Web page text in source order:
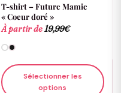
T-shirt – Future Mamie
« Coeur doré »
À partir de19,99€
Sélectionner les
options